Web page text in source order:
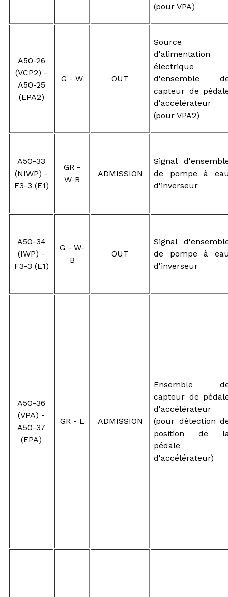
(pour VPA)
A50-26
(VCP2) -
A50-25
(EPA2)
G - W OUT
Source
d'alimentation
électrique
d'ensemble
capteur de
d'accélérateur
(pour VPA2)
A50-33
(NIWP) -
F3-3 (E1)
GR -
W-B
ADMISSION
Signal
de pompe à
d'inverseur
A50-34
(IWP) -
F3-3 (E1)
G - W-
B
OUT
Signal
de pompe à
d'inverseur
A50-36
(VPA) -
A50-37
(EPA)
GR - L ADMISSION
Ensemble
capteur de
d'accélérateur
(pour détection
position de
pédale
d'accélérateur)